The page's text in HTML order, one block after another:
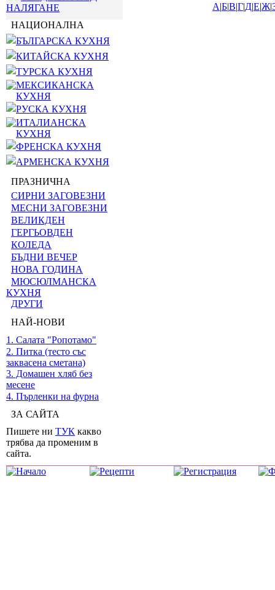
НАЛЯГАНЕ
НАЦИОНАЛНА
БЪЛГАРСКА КУХНЯ
КИТАЙСКА КУХНЯ
ТУРСКА КУХНЯ
МЕКСИКАНСКА
КУХНЯ
РУСКА КУХНЯ
ИТАЛИАНСКА
КУХНЯ
ФРЕНСКА КУХНЯ
АРМЕНСКА КУХНЯ
ПРАЗНИЧНА
СИРНИ ЗАГОВЕЗНИ
МЕСНИ ЗАГОВЕЗНИ
ВЕЛИКДЕН
ГЕРГЬОВДЕН
КОЛЕДА
БЪДНИ ВЕЧЕР
НОВА ГОДИНА
МЮСЮЛМАНСКА
КУХНЯ
ДРУГИ
НАЙ-НОВИ
1. Салата "Ропотамо"
2. Питка (тесто със
заквасена сметана)
3. Домашен хляб без
месене
4. Пърленки на фурна
ЗА САЙТА
Пишете ни ТУК какво
трябва да променим в
сайта.
А|Б|В|Г|Д|Е|Ж|